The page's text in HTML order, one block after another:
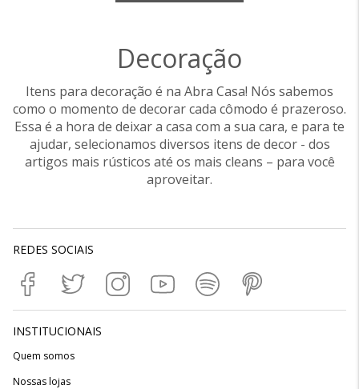
Decoração
Itens para decoração é na Abra Casa! Nós sabemos
como o momento de decorar cada cômodo é prazeroso.
Essa é a hora de deixar a casa com a sua cara, e para te
ajudar, selecionamos diversos itens de decor - dos
artigos mais rústicos até os mais cleans – para você
aproveitar.
REDES SOCIAIS
INSTITUCIONAIS
Quem somos
Nossas lojas